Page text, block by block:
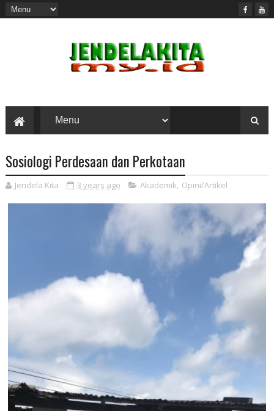
Sosiologi Perdesaan dan Perkotaan
Jendela Kita 3 years ago Akademik, Opini/Artikel